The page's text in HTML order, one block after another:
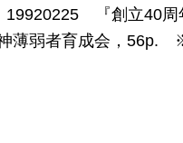
『創立40周
薄弱者育成会，56p.